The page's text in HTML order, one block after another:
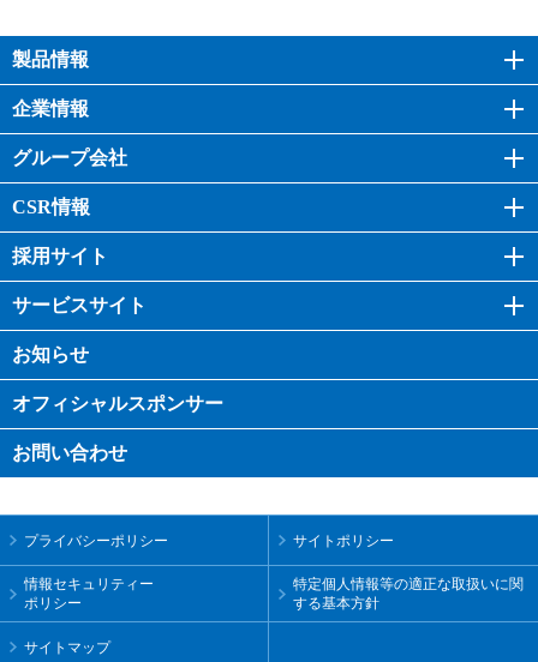
製品情報
企業情報
グループ会社
CSR情報
採用サイト
サービスサイト
お知らせ
オフィシャルスポンサー
お問い合わせ
プライバシーポリシー サイトポリシー
情報セキュリティー
ポリシー
特定個人情報等の適正な取扱いに関
する基本方針
サイトマップ